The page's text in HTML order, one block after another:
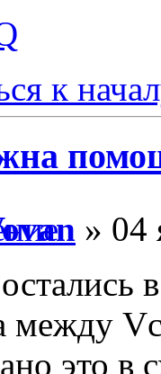
к
» 04
между
это в